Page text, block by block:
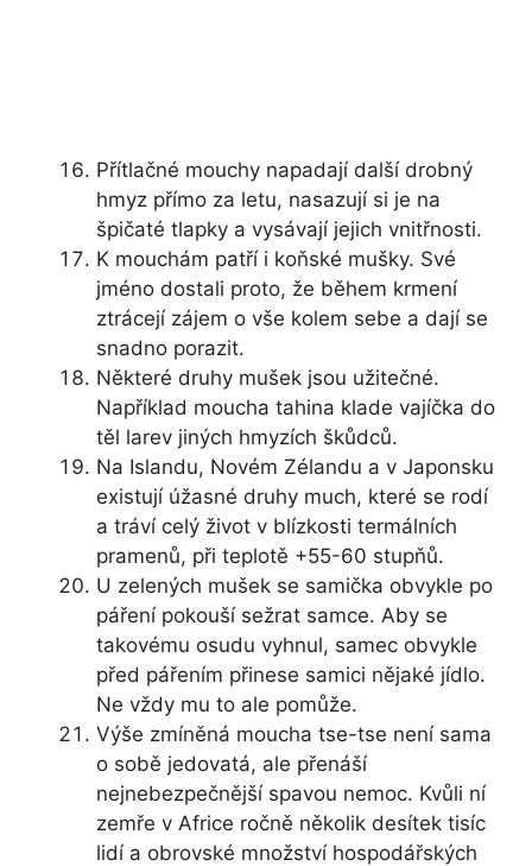
Přítlačné mouchy napadají další drobný
hmyz přímo za letu, nasazují si je na
špičaté tlapky a vysávají jejich vnitřnosti.
K mouchám patří i koňské mušky. Své
jméno dostali proto, že během krmení
ztrácejí zájem o vše kolem sebe a dají se
snadno porazit.
Některé druhy mušek jsou užitečné.
Například moucha tahina klade vajíčka do
těl larev jiných hmyzích škůdců.
Na Islandu, Novém Zélandu a v Japonsku
existují úžasné druhy much, které se rodí
a tráví celý život v blízkosti termálních
pramenů, při teplotě +55-60 stupňů.
U zelených mušek se samička obvykle po
páření pokouší sežrat samce. Aby se
takovému osudu vyhnul, samec obvykle
před pářením přinese samici nějaké jídlo.
Ne vždy mu to ale pomůže.
Výše zmíněná moucha tse-tse není sama
o sobě jedovatá, ale přenáší
nejnebezpečnější spavou nemoc. Kvůli ní
zemře v Africe ročně několik desítek tisíc
lidí a obrovské množství hospodářských